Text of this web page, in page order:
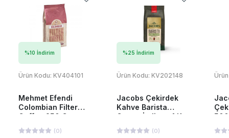
%10 İndirim
Ürün Kodu: KV404101
Mehmet Efendi
Colombian Filter
Coffee 250 Gr
(0)
%25 İndirim
Ürün Kodu: KV202148
Jacobs Çekirdek
Kahve Barista
Crema İtaliano 1 Kg
(0)